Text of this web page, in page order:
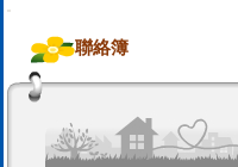
:::
聯絡簿